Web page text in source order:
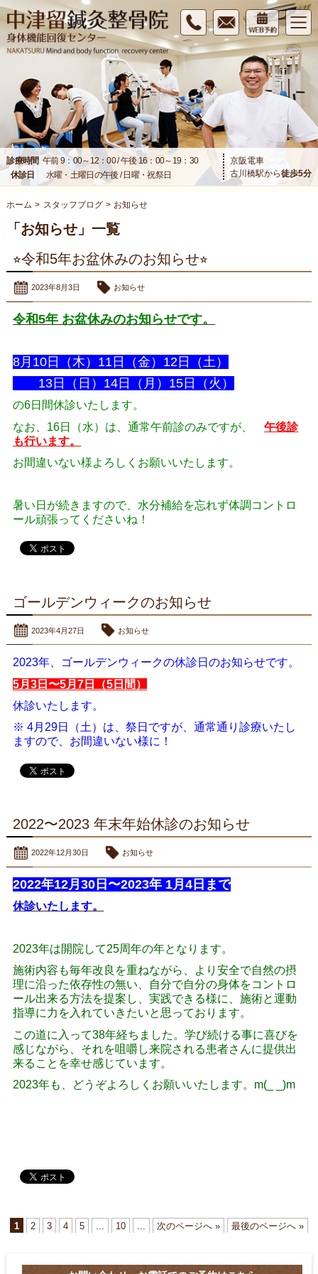
診療時間 午前 9：00～12：00 / 午後 16：00～19：30
休診日
水曜・土曜日の午後 / 日曜・祝祭日
京阪電車
古川橋駅から徒歩5分
ホーム > スタッフブログ > お知らせ
「お知らせ」一覧
⭐︎令和5年お盆休みのお知らせ⭐︎
2023年8月3日 お知らせ
令和5年 お盆休みのお知らせです。
8月10日（木）11日（金）12日（土）
13日（日）14日（月）15日（火）
の6日間休診いたします。
なお、16日（水）は、通常午前診のみですが、午後診
も行います。
お間違いない様よろしくお願いいたします。
暑い日が続きますので、水分補給を忘れず体調コントロ
ール頑張ってくださいね！
ゴールデンウィークのお知らせ
2023年4月27日 お知らせ
2023年、ゴールデンウィークの休診日のお知らせです。
5月3日〜5月7日（5日間）
休診いたします。
※ 4月29日（土）は、祭日ですが、通常通り診療いたし
ますので、お間違いない様に！
2022〜2023 年末年始休診のお知らせ
2022年12月30日 お知らせ
2022年12月30日〜2023年 1月4日まで
休診いたします。
2023年は開院して25周年の年となります。
施術内容も毎年改良を重ねながら、より安全で自然の摂
理に沿った依存性の無い、自分で自分の身体をコントロ
ール出来る方法を提案し、実践できる様に、施術と運動
指導に力を入れていきたいと思っております。
この道に入って38年経ちました。学び続ける事に喜びを
感じながら、それを咀嚼し来院される患者さんに提供出
来ることを幸せ感じています。
2023年も、どうぞよろしくお願いいたします。m(_ _)m
1 2 3 4 5 ... 10 ... 次のページへ » 最後のページへ »